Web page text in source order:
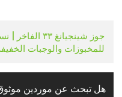
للمخبوزات والوجبات
هل تبحث عن موردين موثوق